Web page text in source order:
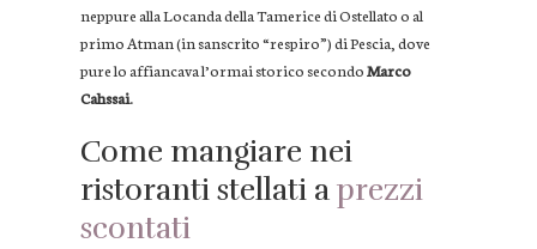
neppure alla Locanda della Tamerice di Ostellato o al
primo Atman (in sanscrito “respiro”) di Pescia, dove
pure lo affiancava l’ormai storico secondoMarco
Cahssai.
Come mangiare nei
ristoranti stellati aprezzi
scontati